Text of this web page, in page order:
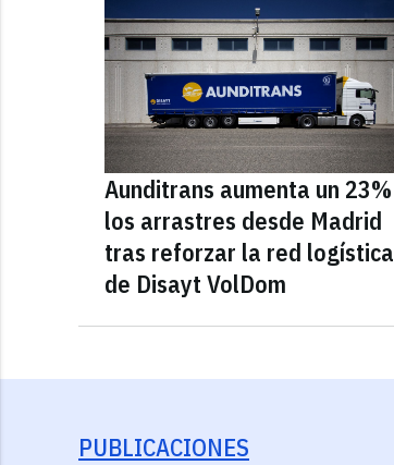
Aunditrans aumenta un 23%
los arrastres desde Madrid
tras reforzar la red logística
de Disayt VolDom
PUBLICACIONES